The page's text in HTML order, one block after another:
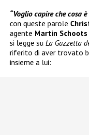
“Voglio capire che cosa
con queste parole
agente Martin Schoots
si legge su La Gazzetta
riferito di aver trovato
insieme a lui: